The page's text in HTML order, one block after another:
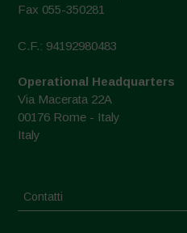
Fax 055-350281
C.F.: 94192980483
Operational Headquarters
Via Macerata 22A
00176 Rome - Italy
Italy
Contatti